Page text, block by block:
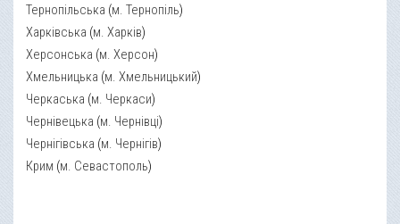
Тернопільська (м. Тернопіль)
Харківська (м. Харків)
Херсонська (м. Херсон)
Хмельницька (м. Хмельницький)
Черкаська (м. Черкаси)
Чернівецька (м. Чернівці)
Чернігівська (м. Чернігів)
Крим (м. Севастополь)